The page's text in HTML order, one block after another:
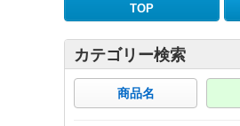
TOP
カテゴリー検索
商品名